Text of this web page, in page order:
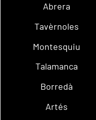
Abrera
Tavèrnoles
Montesquiu
Talamanca
Borredà
Artés